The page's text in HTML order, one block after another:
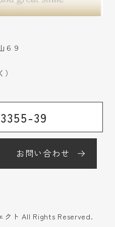
６９
39
お問い合わせ
クト All Rights Reserved.